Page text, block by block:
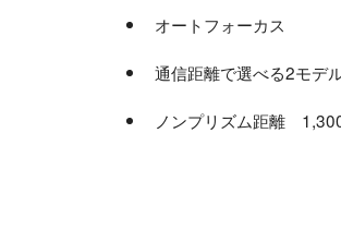
オートフォーカス
通信距離で選べる2モデ
ノンプリズム距離